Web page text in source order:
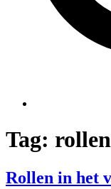
Tag:
Rollen in het